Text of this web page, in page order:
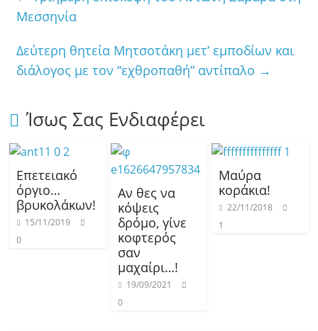
Μεσσηνία
Δεύτερη θητεία Μητσοτάκη μετ’ εμποδίων και
διάλογος με τον “εχθροπαθή” αντίπαλο →
Ίσως Σας Ενδιαφέρει
Επετειακό
όργιο…
βρυκολάκων!
15/11/2019
0
Αν θες να
κόψεις
δρόμο, γίνε
κοφτερός
σαν
μαχαίρι…!
19/09/2021
0
Μαύρα
κοράκια!
22/11/2018
1